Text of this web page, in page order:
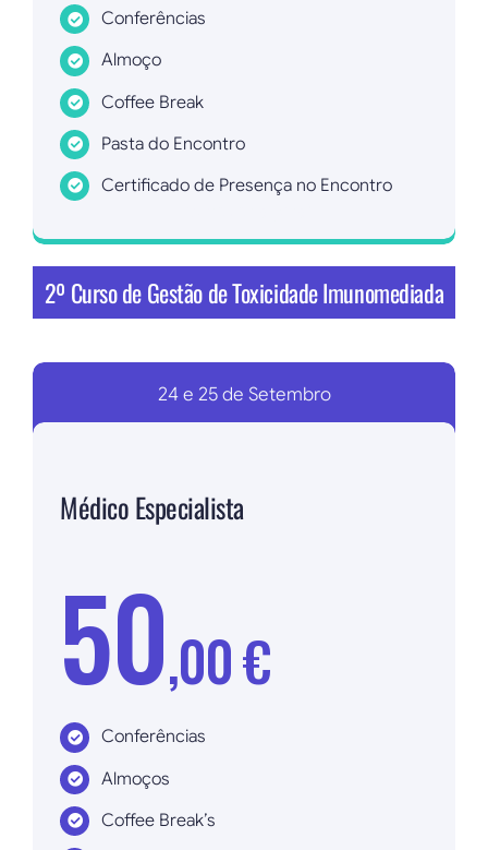
2º Curso de Gestão de Toxicidade Imunomediada
Conferências
Almoço
Coffee Break
Pasta do Encontro
Certificado de Presença no Encontro
24 e 25 de Setembro
Médico Especialista
50,00 €
Conferências
Almoços
Coffee Break’s